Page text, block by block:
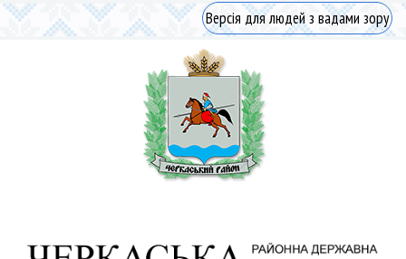
Версія для людей з вадами зору